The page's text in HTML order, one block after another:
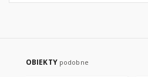
OBIEKTY podobne